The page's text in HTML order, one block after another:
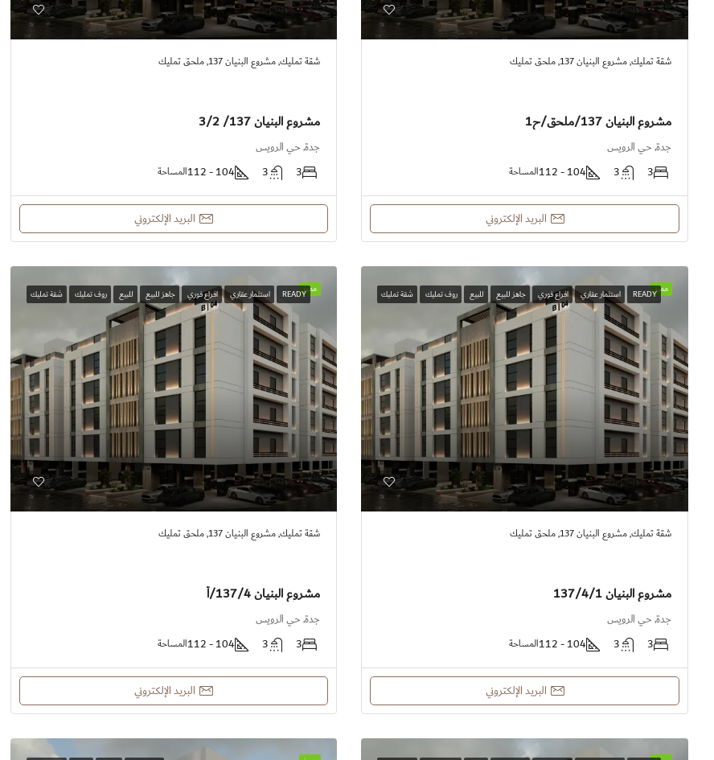
شقة تمليك, مشروع البنيان 137, ملحق تمليك
مشروع البنيان 137/ملحق/ح1
جدة, حي الرويس
3
3
104 - 112 المساحة
البريد الإلكتروني
شقة تمليك, مشروع البنيان 137, ملحق تمليك
مشروع البنيان 137/ 3/2
جدة, حي الرويس
3
3
104 - 112 المساحة
البريد الإلكتروني
مميزREADY استثمار عقاري افراع فوري جاهز للبيع للبيع روف تمليك شقة تمليك
شقة تمليك, مشروع البنيان 137, ملحق تمليك
مشروع البنيان 137/4/1
جدة, حي الرويس
3
3
104 - 112 المساحة
البريد الإلكتروني
مميزREADY استثمار عقاري افراع فوري جاهز للبيع للبيع روف تمليك شقة تمليك
شقة تمليك, مشروع البنيان 137, ملحق تمليك
مشروع البنيان 137/4/أ
جدة, حي الرويس
3
3
104 - 112 المساحة
البريد الإلكتروني